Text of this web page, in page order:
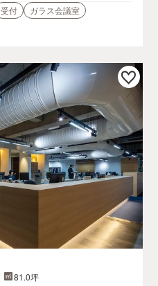
受付
ガラス会議室
81.0坪